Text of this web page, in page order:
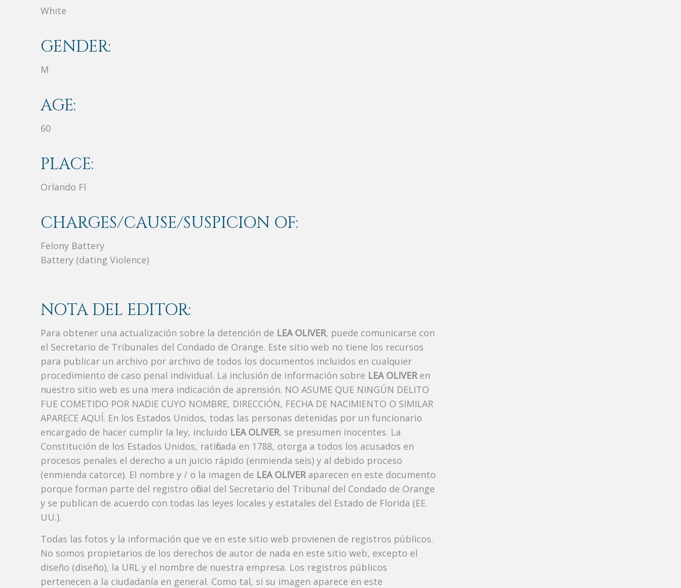
White
GENDER:
M
AGE:
60
PLACE:
Orlando Fl
CHARGES/CAUSE/SUSPICION OF:
Felony Battery
Battery (dating Violence)
NOTA DEL EDITOR:
Para obtener una actualización sobre la detención de LEA OLIVER, puede comunicarse con
el Secretario de Tribunales del Condado de Orange. Este sitio web no tiene los recursos
para publicar un archivo por archivo de todos los documentos incluidos en cualquier
procedimiento de caso penal individual. La inclusión de información sobre LEA OLIVERen
nuestro sitio web es una mera indicación de aprensión. NO ASUME QUE NINGÚN DELITO
FUE COMETIDO POR NADIE CUYO NOMBRE, DIRECCIÓN, FECHA DE NACIMIENTO O SIMILAR
APARECE AQUÍ. En los Estados Unidos, todas las personas detenidas por un funcionario
encargado de hacer cumplir la ley, incluido LEA OLIVER, se presumen inocentes. La
Constitución de los Estados Unidos, ratificada en 1788, otorga a todos los acusados ​​en
procesos penales el derecho a un juicio rápido (enmienda seis) y al debido proceso
(enmienda catorce). El nombre y / o la imagen de LEA OLIVERaparecen en este documento
porque forman parte del registro oficial del Secretario del Tribunal del Condado de Orange
y se publican de acuerdo con todas las leyes locales y estatales del Estado de Florida (EE.
UU.).
Todas las fotos y la información que ve en este sitio web provienen de registros públicos.
No somos propietarios de los derechos de autor de nada en este sitio web, excepto el
diseño (diseño), la URL y el nombre de nuestra empresa. Los registros públicos
pertenecen a la ciudadanía en general. Como tal, si su imagen aparece en este